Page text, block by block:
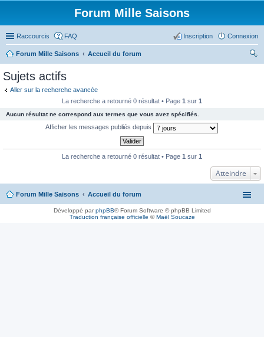
Forum Mille Saisons
Raccourcis FAQ Connexion
Inscription
Forum Mille Saisons
Accueil du forum
Sujets actifs
Aller sur la recherche avancée
La recherche a retourné 0 résultat • Page 1 sur 1
Aucun résultat ne correspond aux termes que vous avez spécifiés.
Afficher les messages publiés depuis
La recherche a retourné 0 résultat • Page 1 sur 1
Atteindre
Forum Mille Saisons Accueil du forum
Développé parphpBB® Forum Software © phpBB Limited
Traduction française officielle ©Maël Soucaze